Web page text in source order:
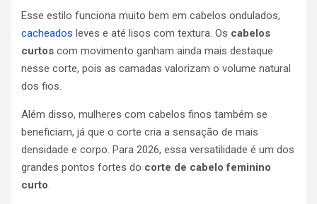
Esse estilo funciona muito bem em cabelos ondulados,
cacheados leves e até lisos com textura. Os cabelos
curtos com movimento ganham ainda mais destaque
nesse corte, pois as camadas valorizam o volume natural
dos fios.
Além disso, mulheres com cabelos finos também se
beneficiam, já que o corte cria a sensação de mais
densidade e corpo. Para 2026, essa versatilidade é um dos
grandes pontos fortes do corte de cabelo feminino
curto.